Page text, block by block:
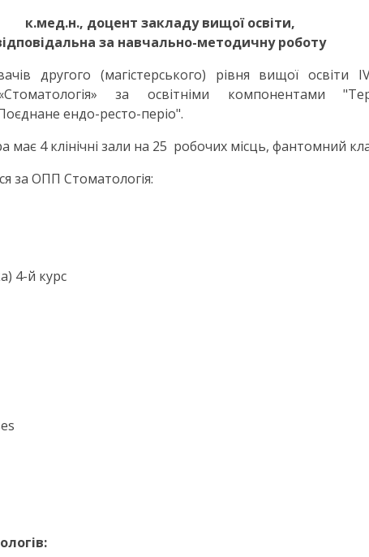
к.мед.н., доцент закладу вищої освіти,
за навчально-методичну роботу
другого (магістерського) рівня вищої освіти
за освітніми компонентами
ендо-ресто-періо".
4 клінічні зали на 25 робочих місць, фантомний
за ОПП Стоматологія:
4-й курс